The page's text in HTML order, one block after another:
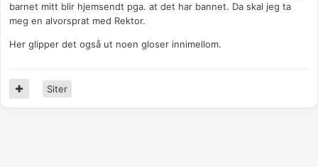
barnet mitt blir hjemsendt pga. at det har bannet. Da skal jeg ta
meg en alvorsprat med Rektor.
Her glipper det også ut noen gloser innimellom.
Siter